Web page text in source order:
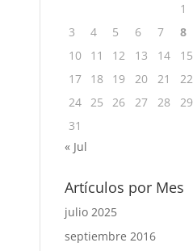
1
3
4 5 6 7 8
10
11 12 13 14 15
17
18 19 20 21 22
24 25 26 27 28 29
31
« Jul
Artículos por Mes
julio 2025
septiembre 2016